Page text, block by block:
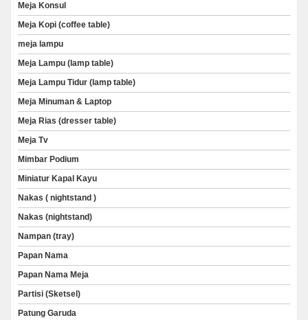
Meja Konsul
Meja Kopi (coffee table)
meja lampu
Meja Lampu (lamp table)
Meja Lampu Tidur (lamp table)
Meja Minuman & Laptop
Meja Rias (dresser table)
Meja Tv
Mimbar Podium
Miniatur Kapal Kayu
Nakas ( nightstand )
Nakas (nightstand)
Nampan (tray)
Papan Nama
Papan Nama Meja
Partisi (Sketsel)
Patung Garuda